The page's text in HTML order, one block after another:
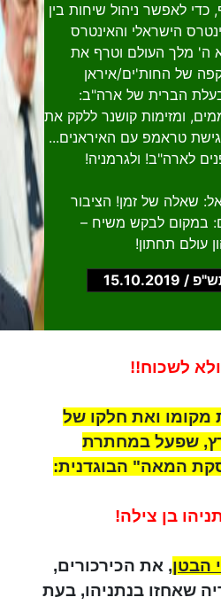
כדי לאפשר ניהול שיחות בין
הישראלי והאינטרס
ה' מלך העולם וטרף את
של החות'ים/איראן
הברית של ארה"ב:
ומזימות קושנר ללקק את
טראמפ עם האיראנים...
לארה"ב! ולגרמניה!
שאלה של זמן! הציבור
במקום לבקש משיח –
עולם תחתון!
ולא לשכוח!!
מקומו ואת חלקו של
שפעל במחתרת
המאה" הבוגדנית:
בן צילה!
הבטן, את הכירכורים,
שאחזו בנתניהו, בעת